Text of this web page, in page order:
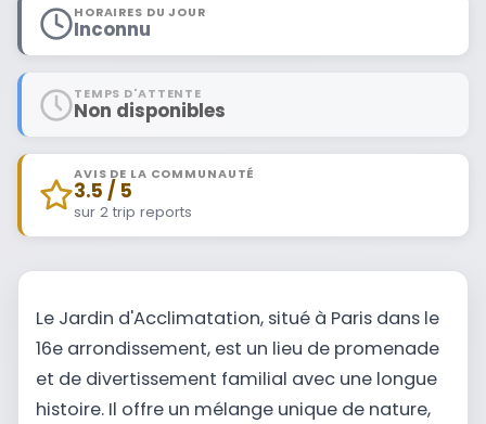
HORAIRES DU JOUR
Inconnu
TEMPS D'ATTENTE
Non disponibles
AVIS DE LA COMMUNAUTÉ
3.5 / 5
sur 2 trip reports
Le Jardin d'Acclimatation, situé à Paris dans le
16e arrondissement, est un lieu de promenade
et de divertissement familial avec une longue
histoire. Il offre un mélange unique de nature,